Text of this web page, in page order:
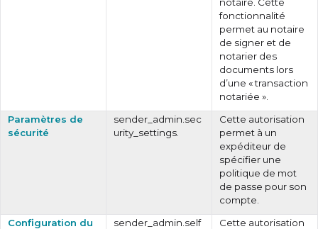
fonctionnalité
permet au notaire
de signer et de
notarier des
documents lors
d’une « transaction
notariée ».
Paramètres de
sécurité
sender_admin.sec
urity_settings.
Cette autorisation
permet à un
expéditeur de
spécifier une
politique de mot
de passe pour son
compte.
Configuration du
sender_admin.self
Cette autorisation